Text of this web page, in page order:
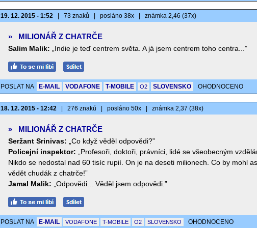
19. 12. 2015 - 1:52 73 znaků posláno 38x známka 2,46 (37x)
» MILIONÁŘ Z CHATRČE
Salim Malik: „Indie je teď centrem světa. A já jsem centrem toho centra...”
POSLAT NA E-MAIL VODAFONE T-MOBILE O2 SLOVENSKO OHODNOCENO
18. 12. 2015 - 12:42 276 znaků posláno 50x známka 2,37 (38x)
» MILIONÁŘ Z CHATRČE
Seržant Srinivas:
„Co když věděl odpovědi?”
Policejní inspektor:
„Profesoři, doktoři, právníci, lidé se všeobecným
Nikdo se nedostal nad 60 tisíc rupií. On je na deseti milionech. Co by mohl
vědět chudák z chatrče!”
Jamal Malik:
„Odpovědi... Věděl jsem odpovědi.”
POSLAT NA E-MAIL VODAFONE T-MOBILE O2 SLOVENSKO OHODNOCENO